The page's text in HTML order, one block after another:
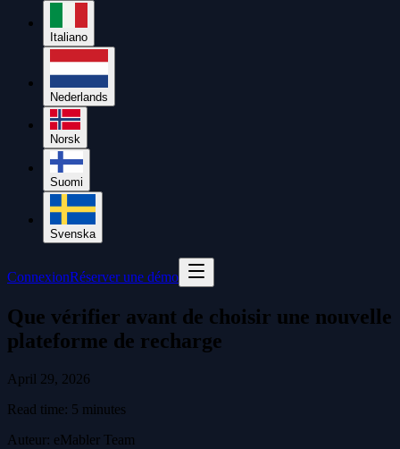
Italiano
Nederlands
Norsk
Suomi
Svenska
ConnexionRéserver une démo
Que vérifier avant de choisir une nouvelle
plateforme de recharge
April 29, 2026
Read time: 5 minutes
Auteur: eMabler Team